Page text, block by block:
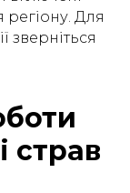
регіону. Для
зверніться
страв